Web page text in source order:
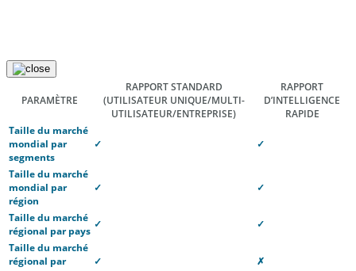
PARAMÈTRE
RAPPORT STANDARD
(UTILISATEUR UNIQUE/MULTI-
UTILISATEUR/ENTREPRISE)
RAPPORT
D’INTELLIGENCE
RAPIDE
Taille du marché
mondial par
segments
✓ ✓
Taille du marché
mondial par
région
✓ ✓
Taille du marché
régional par pays
✓
✓
Taille du marché
régional par
✓ ✗